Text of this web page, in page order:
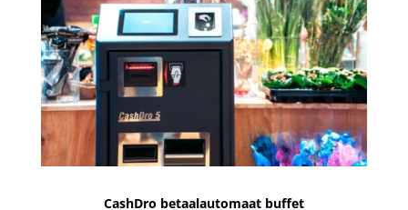
CashDro betaalautomaat buffet